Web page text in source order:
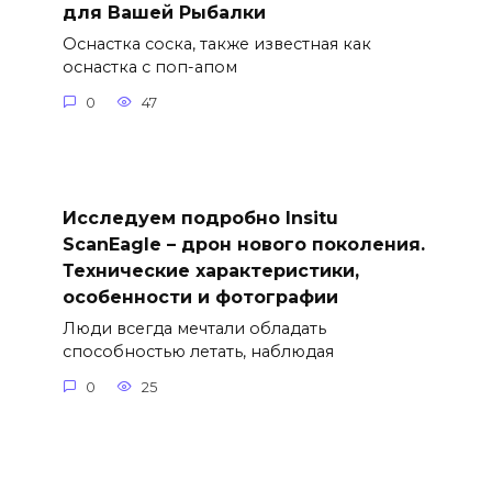
для Вашей Рыбалки
Оснастка соска, также известная как
оснастка с поп-апом
0 47
Исследуем подробно Insitu
ScanEagle – дрон нового поколения.
Технические характеристики,
особенности и фотографии
Люди всегда мечтали обладать
способностью летать, наблюдая
0 25